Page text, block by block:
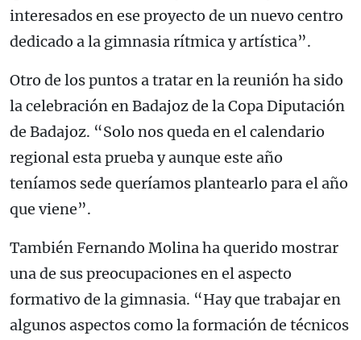
interesados en ese proyecto de un nuevo centro
dedicado a la gimnasia rítmica y artística”.
Otro de los puntos a tratar en la reunión ha sido
la celebración en Badajoz de la Copa Diputación
de Badajoz. “Solo nos queda en el calendario
regional esta prueba y aunque este año
teníamos sede queríamos plantearlo para el año
que viene”.
También Fernando Molina ha querido mostrar
una de sus preocupaciones en el aspecto
formativo de la gimnasia. “Hay que trabajar en
algunos aspectos como la formación de técnicos